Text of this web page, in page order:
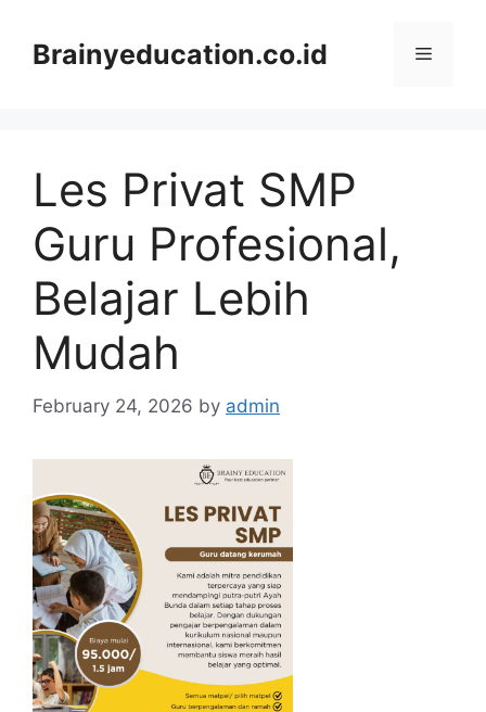
contentBrainyeducation.co.id Menu
Les Privat SMP
Guru Profesional,
Belajar Lebih
Mudah
February 24, 2026 by admin